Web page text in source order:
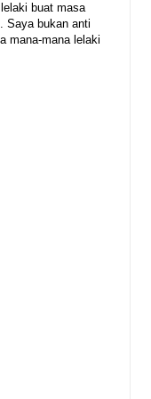
buat masa
Saya bukan anti
mana-mana lelaki